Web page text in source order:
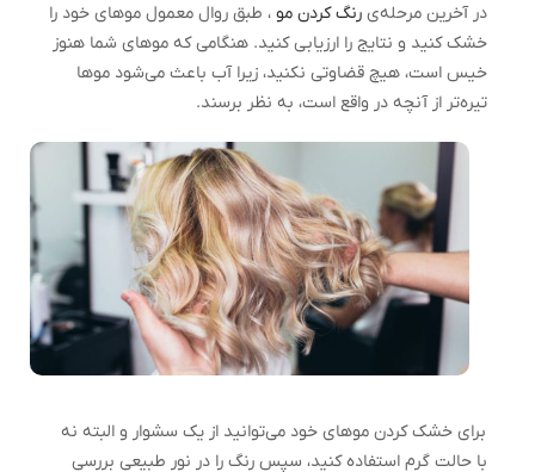
در آخرین مرحله‌ی رنگ کردن مو ، طبق روال معمول مو‌های خود را
خشک کنید و نتایج را ارزیابی کنید. هنگامی که مو‌های شما هنوز
خیس است، هیچ قضاوتی نکنید، زیرا آب باعث می‌شود مو‌ها
تیره‌تر از آنچه در واقع است، به نظر برسند.
برای خشک کردن مو‌های خود می‌توانید از یک سشوار و البته نه
با حالت گرم استفاده کنید، سپس رنگ را در نور طبیعی بررسی